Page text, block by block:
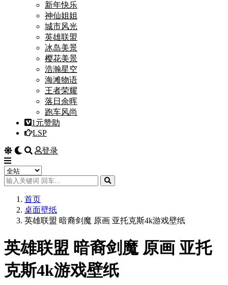
新年快乐
神仙姐姐
城市风光
英雄联盟
冰岛美景
樱花美景
浩瀚星空
海滩物语
王者荣耀
落日余晖
跑车风尚
1元赞助
LSP
登录
首页
桌面壁纸
英雄联盟 暗裔剑魔 原画 亚托克斯4k游戏壁纸
英雄联盟 暗裔剑魔 原画 亚托
克斯4k游戏壁纸